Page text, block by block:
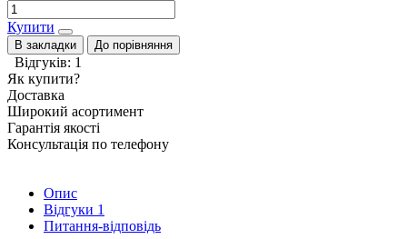
Купити
В закладки До порівняння
Відгуків: 1
Як купити?
Доставка
Широкий асортимент
Гарантія якості
Консультація по телефону
Опис
Відгуки 1
Питання-відповідь